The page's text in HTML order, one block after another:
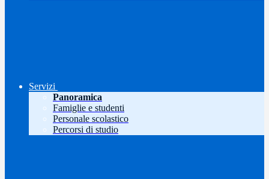
Servizi
Panoramica
Famiglie e studenti
Personale scolastico
Percorsi di studio